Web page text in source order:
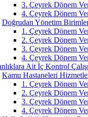
3. Çeyrek Dönem
4. Çeyrek Dönem
Doğrudan Yönetim
1. Çeyrek Dönem
2. Çeyrek Dönem
3. Çeyrek Dönem
4. Çeyrek Dönem
Ait İç Kontrol
Kamu Hastaneleri
1. Çeyrek Dönem
2. Çeyrek Dönem
3. Çeyrek Dönem
4. Çeyrek Dönem